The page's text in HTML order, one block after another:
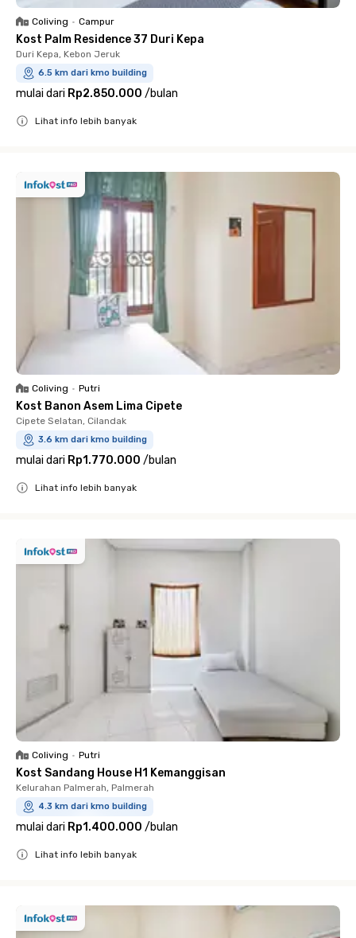
Coliving • Campur
Kost Palm Residence 37 Duri Kepa
Duri Kepa, Kebon Jeruk
6.5 km dari kmo building
mulai dari Rp2.850.000 /bulan
Lihat info lebih banyak
Coliving • Putri
Kost Banon Asem Lima Cipete
Cipete Selatan, Cilandak
3.6 km dari kmo building
mulai dari Rp1.770.000 /bulan
Lihat info lebih banyak
Coliving • Putri
Kost Sandang House H1 Kemanggisan
Kelurahan Palmerah, Palmerah
4.3 km dari kmo building
mulai dari Rp1.400.000 /bulan
Lihat info lebih banyak